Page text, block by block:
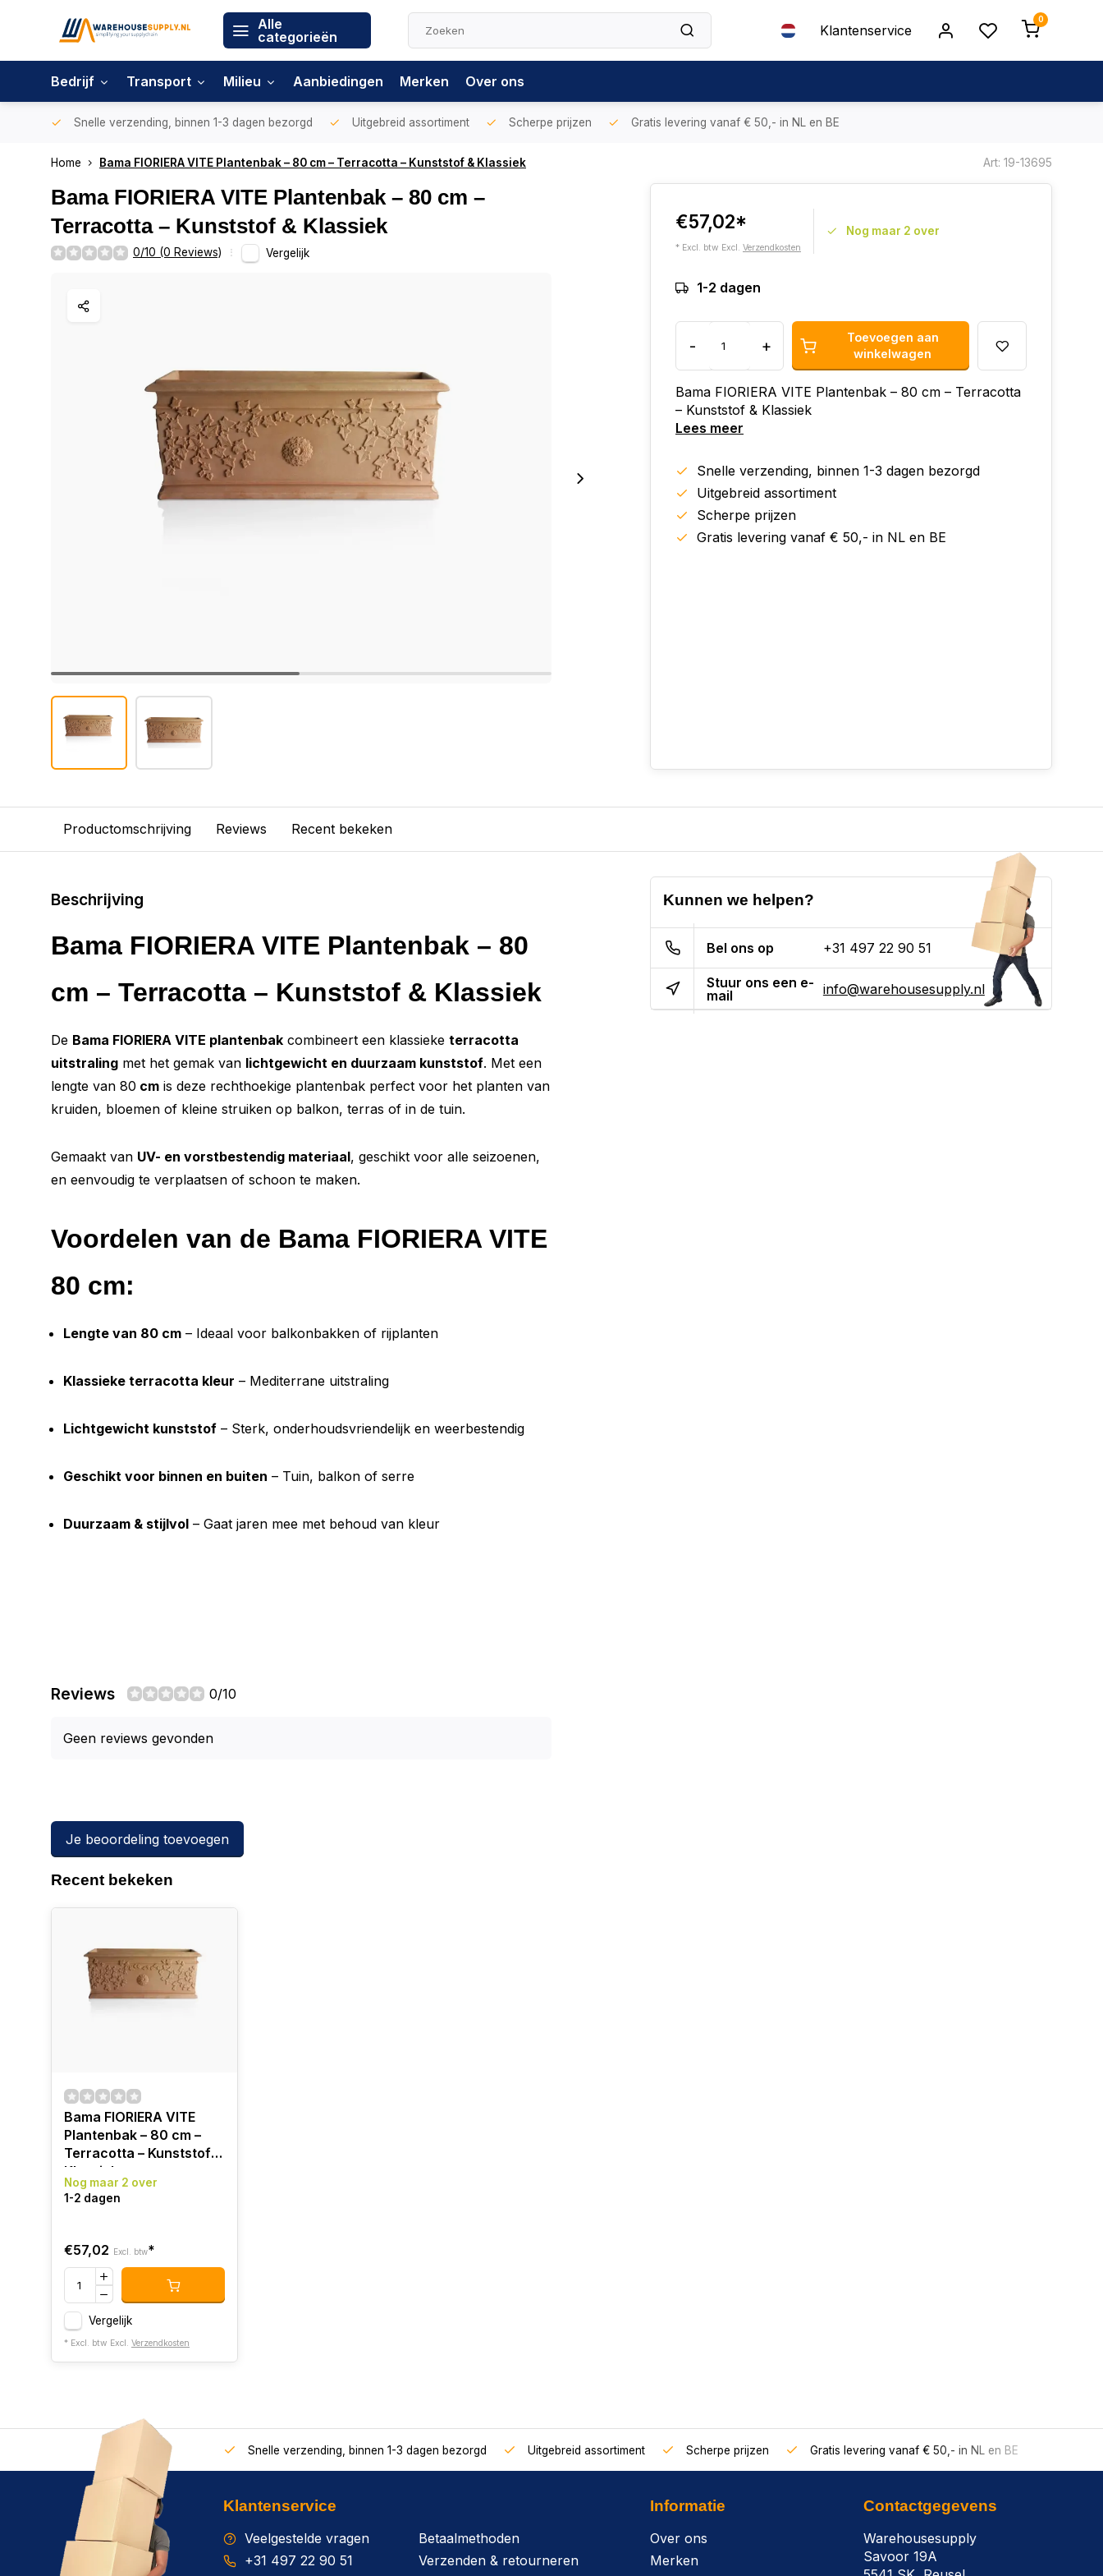
Alle
categorieën
Klantenservice
0
Bedrijf Transport Milieu Aanbiedingen Merken Over ons
Snelle verzending, binnen 1-3 dagen bezorgd Uitgebreid assortiment Scherpe prijzen Gratis levering vanaf € 50,- in NL en BE
Home Bama FIORIERA VITE Plantenbak – 80 cm – Terracotta – Kunststof & Klassiek Art: 19-13695
Bama FIORIERA VITE Plantenbak – 80 cm –
Terracotta – Kunststof & Klassiek
0/10 (0 Reviews) Vergelijk
€57,02*
* Excl. btw Excl. Verzendkosten
Nog maar 2 over
1-2 dagen
- +
Toevoegen aan
winkelwagen
Bama FIORIERA VITE Plantenbak – 80 cm – Terracotta
– Kunststof & Klassiek
Lees meer
Snelle verzending, binnen 1-3 dagen bezorgd
Uitgebreid assortiment
Scherpe prijzen
Gratis levering vanaf € 50,- in NL en BE
Productomschrijving Reviews Recent bekeken
Beschrijving
Bama FIORIERA VITE Plantenbak – 80
cm – Terracotta – Kunststof & Klassiek
De Bama FIORIERA VITE plantenbak combineert een klassieke terracotta
uitstraling met het gemak van lichtgewicht en duurzaam kunststof. Met een
lengte van 80 cm is deze rechthoekige plantenbak perfect voor het planten van
kruiden, bloemen of kleine struiken op balkon, terras of in de tuin.
Gemaakt van UV- en vorstbestendig materiaal, geschikt voor alle seizoenen,
en eenvoudig te verplaatsen of schoon te maken.
Voordelen van de Bama FIORIERA VITE
80 cm:
Lengte van 80 cm – Ideaal voor balkonbakken of rijplanten
Klassieke terracotta kleur – Mediterrane uitstraling
Lichtgewicht kunststof – Sterk, onderhoudsvriendelijk en weerbestendig
Geschikt voor binnen en buiten – Tuin, balkon of serre
Duurzaam & stijlvol – Gaat jaren mee met behoud van kleur
Reviews 0/10
Geen reviews gevonden
Je beoordeling toevoegen
Kunnen we helpen?
Bel ons op +31 497 22 90 51
Stuur ons een e-
mail
info@warehousesupply.nl
Recent bekeken
Bama FIORIERA VITE
Plantenbak – 80 cm –
Terracotta – Kunststof &
Klassiek
Nog maar 2 over
1-2 dagen
€57,02 Excl. btw*
Vergelijk
* Excl. btw Excl. Verzendkosten
Snelle verzending, binnen 1-3 dagen bezorgd Uitgebreid assortiment Scherpe prijzen Gratis levering vanaf € 50,- in NL en BE
Klantenservice
Veelgestelde vragen
+31 497 22 90 51
Betaalmethoden
Verzenden & retourneren
Informatie
Over ons
Merken
Contactgegevens
Warehousesupply
Savoor 19A